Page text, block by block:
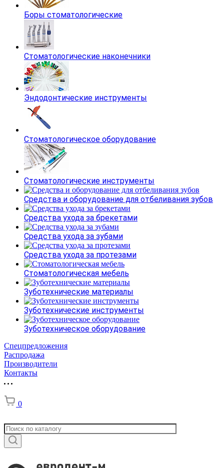
Боры стоматологические
Стоматологические наконечники
Эндодонтические инструменты
Стоматологическое оборудование
Стоматологические инструменты
Средства и оборудование для отбеливания зубов
Средства ухода за брекетами
Средства ухода за зубами
Средства ухода за протезами
Стоматологическая мебель
Зуботехнические материалы
Зуботехнические инструменты
Зуботехническое оборудование
Спецпредложения
Распродажа
Производители
Контакты
0